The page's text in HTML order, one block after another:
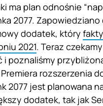
ma plan odnośnie
2077. Zapowiedziano
dodatek, który
2021. Teraz
i poznaliśmy
rozszerzenia
2077 jest planowana
dodatek, tak jak